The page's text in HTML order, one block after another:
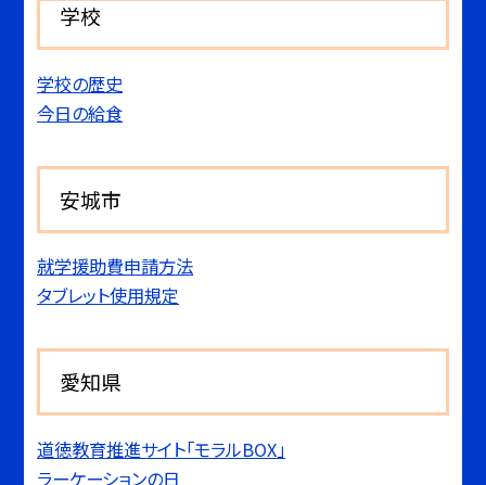
学校
学校の歴史
今日の給食
安城市
就学援助費申請方法
タブレット使用規定
愛知県
道徳教育推進サイト「モラルBOX」
ラーケーションの日